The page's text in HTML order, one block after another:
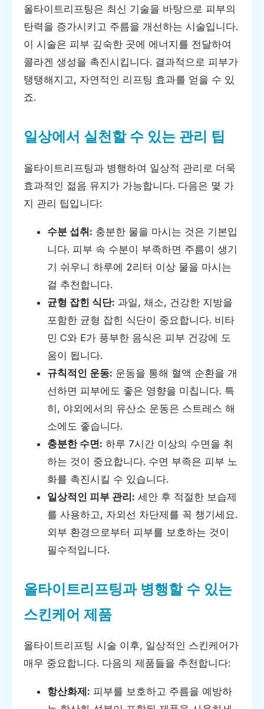
올타이트리프팅은 최신 기술을 바탕으로 피부의
탄력을 증가시키고 주름을 개선하는 시술입니다.
이 시술은 피부 깊숙한 곳에 에너지를 전달하여
콜라겐 생성을 촉진시킵니다. 결과적으로 피부가
탱탱해지고, 자연적인 리프팅 효과를 얻을 수 있
죠.
일상에서 실천할 수 있는 관리 팁
올타이트리프팅과 병행하여 일상적 관리로 더욱
효과적인 젊음 유지가 가능합니다. 다음은 몇 가
지 관리 팁입니다:
수분 섭취: 충분한 물을 마시는 것은 기본입
니다. 피부 속 수분이 부족하면 주름이 생기
기 쉬우니 하루에 2리터 이상 물을 마시는
걸 추천합니다.
균형 잡힌 식단: 과일, 채소, 건강한 지방을
포함한 균형 잡힌 식단이 중요합니다. 비타
민 C와 E가 풍부한 음식은 피부 건강에 도
움이 됩니다.
규칙적인 운동: 운동을 통해 혈액 순환을 개
선하면 피부에도 좋은 영향을 미칩니다. 특
히, 야외에서의 유산소 운동은 스트레스 해
소에도 좋습니다.
충분한 수면: 하루 7시간 이상의 수면을 취
하는 것이 중요합니다. 수면 부족은 피부 노
화를 촉진시킬 수 있습니다.
일상적인 피부 관리: 세안 후 적절한 보습제
를 사용하고, 자외선 차단제를 꼭 챙기세요.
외부 환경으로부터 피부를 보호하는 것이
필수적입니다.
올타이트리프팅과 병행할 수 있는
스킨케어 제품
올타이트리프팅 시술 이후, 일상적인 스킨케어가
매우 중요합니다. 다음의 제품들을 추천합니다:
항산화제: 피부를 보호하고 주름을 예방하